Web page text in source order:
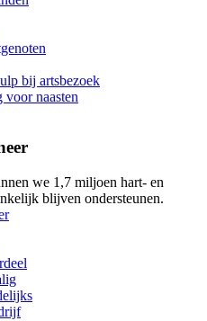
bij artsbezoek
voor naasten
we 1,7 miljoen hart- en
blijven ondersteunen.